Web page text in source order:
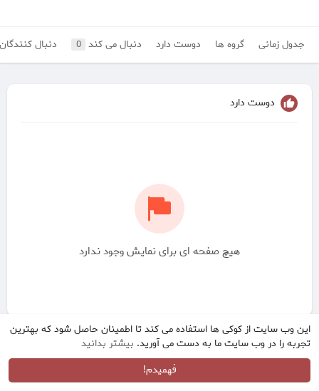
این وب سایت از کوکی ها استفاده می کند تا اطمینان حاصل شود که بهترین
تجربه را در وب سایت ما به دست می آورید. بیشتر بدانید
فهمیدم!
جدول زمانی گروه ها دوست دارد دنبال می کند 0 دنبال
دوست دارد
هیچ صفحه ای برای نمایش وجود ندارد